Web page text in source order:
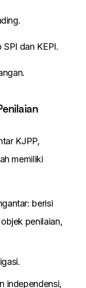
dan KEPI.
KJPP,
memiliki
berisi
penilaian,
independensi,